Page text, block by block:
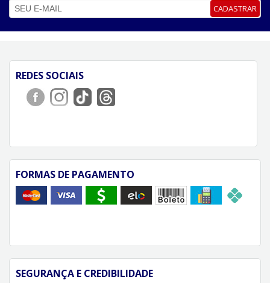
CADASTRAR
REDES SOCIAIS
FORMAS DE PAGAMENTO
SEGURANÇA E CREDIBILIDADE